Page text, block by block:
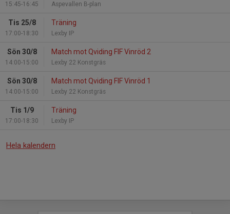
15:45-16:45 Aspevallen B-plan
Tis 25/8
17:00-18:30
Träning
Lexby IP
Sön 30/8
14:00-15:00
Match mot Qviding FIF Vinröd 2
Lexby 22 Konstgräs
Sön 30/8
14:00-15:00
Match mot Qviding FIF Vinröd 1
Lexby 22 Konstgräs
Tis 1/9
17:00-18:30
Träning
Lexby IP
Hela kalendern